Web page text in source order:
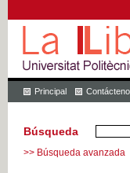
Principal
Búsqueda
>> Búsqueda avanzada